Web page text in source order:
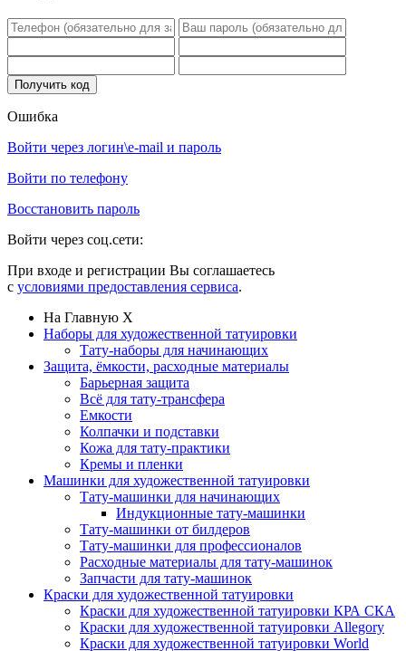
Ошибка
Войти через логин\e-mail и пароль
Войти по телефону
Восстановить пароль
Войти через соц.сети:
При входе и регистрации Вы соглашаетесь
с условиями предоставления сервиса.
На Главную X
Наборы для художественной татуировки
Тату-наборы для начинающих
Защита, ёмкости, расходные материалы
Барьерная защита
Всё для тату-трансфера
Емкости
Колпачки и подставки
Кожа для тату-практики
Кремы и пленки
Машинки для художественной татуировки
Тату-машинки для начинающих
Индукционные тату-машинки
Тату-машинки от билдеров
Тату-машинки для профессионалов
Расходные материалы для тату-машинок
Запчасти для тату-машинок
Краски для художественной татуировки
Краски для художественной татуировки КРА СКА
Краски для художественной татуировки Allegory
Краски для художественной татуировки World